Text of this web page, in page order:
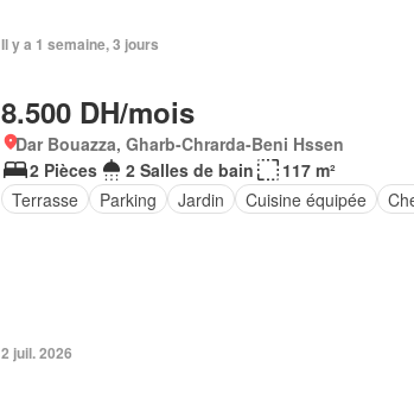
Il y a 1 semaine, 3 jours
8.500 DH/mois
Dar Bouazza, Gharb-Chrarda-Beni Hssen
2 Pièces
2 Salles de bain
117 m²
Terrasse
Parking Jardin Cuisine équipée
2 juil. 2026